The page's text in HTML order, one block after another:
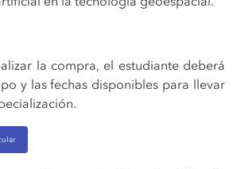
la compra, el estudiante deberá
y las fechas disponibles para llevar